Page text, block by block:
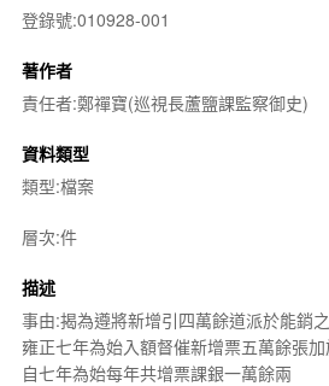
登錄號:010928-001
著作者
責任者:鄭禪寶(巡視長蘆鹽課監察御史)
資料類型
類型:檔案
層次:件
描述
事由:揭為遵將新增引四萬餘道派於能銷
雍正七年為始入額督催新增票五萬餘張
自七年為始每年共增票課銀一萬餘兩